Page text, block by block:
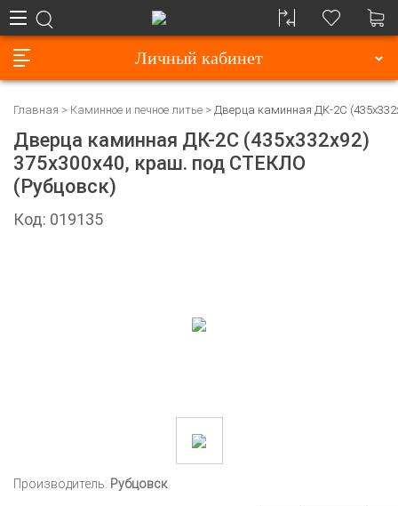
Личный кабинет
Главная Каминное и печное литье Дверца каминная ДК-2С
Дверца каминная ДК-2С (435х332х92)
375х300х40, краш. под СТЕКЛО
(Рубцовск)
Код: 019135
Производитель: Рубцовск